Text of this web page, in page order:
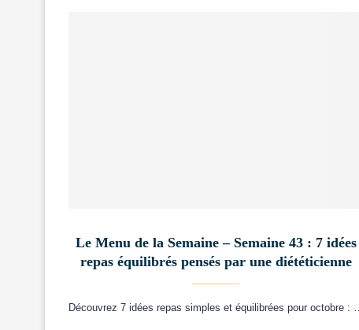
Le Menu de la Semaine – Semaine 43 : 7 idées
repas équilibrés pensés par une diététicienne
Découvrez 7 idées repas simples et équilibrées pour octobre : …